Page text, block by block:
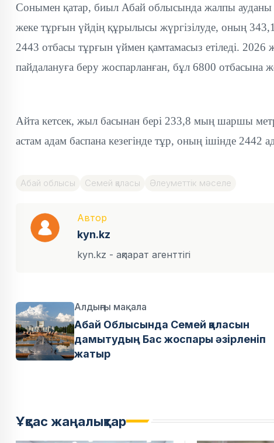
Сонымен қатар, биыл Абай облысында жалпы
жеке тұрғын үйдің құрылысы жүргізілуде, оның
2443 отбасы тұрғын үймен қамтамасыз етіледі.
пайдалануға беру жоспарланған, бұл 6800 отбасына
Айта кетсек, жыл басынан бері 233,8 мың шаршы
астам адам баспана кезегінде тұр, оның ішінде 2442
Абай облысы Семей қаласы Әлеуметтік мәселе
Автор
kyn.kz
kyn.kz - ақпарат агенттігі
Алдыңғы мақала
Абай Облысында Семей қаласын
дамытудың Бас жоспары әзірленіп
жатыр
Ұқсас жаңалықтар